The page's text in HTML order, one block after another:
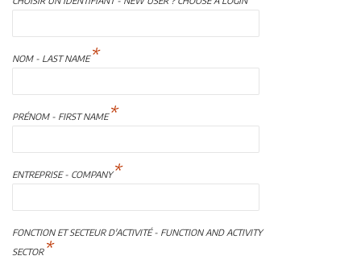
NOM - LAST NAME*
PRÉNOM - FIRST NAME*
ENTREPRISE - COMPANY*
FONCTION ET SECTEUR D'ACTIVITÉ - FUNCTION AND ACTIVITY
SECTOR*